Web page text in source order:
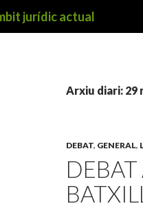
jurídic actual
Arxiu diari: 29
DEBAT, GENERAL,
DEBAT